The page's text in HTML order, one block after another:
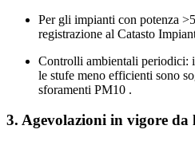
Per gli impianti con potenza
registrazione al Catasto
Controlli ambientali periodici:
le stufe meno efficienti sono
sforamenti PM10 .
3. Agevolazioni in vigore da